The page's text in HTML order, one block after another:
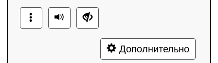
Дополнительно